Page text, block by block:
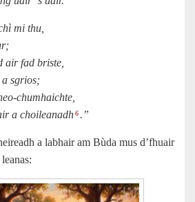
mi thu,
air fad briste,
sgrios;
chumhaichte,
a choileanadh6.”
a labhair am Bùda mus d’fhuair